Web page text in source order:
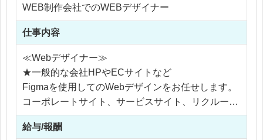
WEB制作会社でのWEBデザイナー
仕事内容
≪Webデザイナー≫
★一般的な会社HPやECサイトなど
Figmaを使用してのWebデザインをお任せします。
コーポレートサイト、サービスサイト、リクルート
サイト、ランディングページなど様々なデザイン業
務に携わっていただきます。
給与/報酬